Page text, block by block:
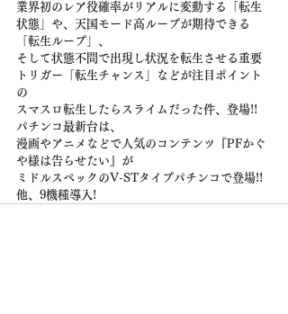
業界初のレア役確率がリアルに変動する「転生
状態」や、天国モード高ループが期待できる
「転生ループ」、
そして状態不問で出現し状況を転生させる重要
トリガー「転生チャンス」などが注目ポイント
の
スマスロ転生したらスライムだった件、登場!!
パチンコ最新台は、
漫画やアニメなどで人気のコンテンツ『PFかぐ
や様は告らせたい』が
ミドルスペックのV-STタイプパチンコで登場!!
他、9機種導入!